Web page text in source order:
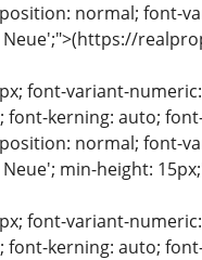
normal; font-
font-variant-
font-kerning: auto;
normal; font-
min-height:
font-variant-
font-kerning: auto;